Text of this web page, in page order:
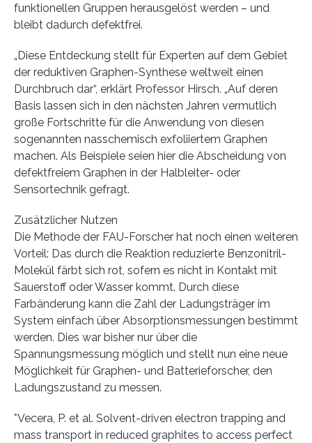
funktionellen Gruppen herausgelöst werden – und
bleibt dadurch defektfrei.
„Diese Entdeckung stellt für Experten auf dem Gebiet
der reduktiven Graphen-Synthese weltweit einen
Durchbruch dar“, erklärt Professor Hirsch. „Auf deren
Basis lassen sich in den nächsten Jahren vermutlich
große Fortschritte für die Anwendung von diesen
sogenannten nasschemisch exfoliiertem Graphen
machen. Als Beispiele seien hier die Abscheidung von
defektfreiem Graphen in der Halbleiter- oder
Sensortechnik gefragt.
Zusätzlicher Nutzen
Die Methode der FAU-Forscher hat noch einen weiteren
Vorteil: Das durch die Reaktion reduzierte Benzonitril-
Molekül färbt sich rot, sofern es nicht in Kontakt mit
Sauerstoff oder Wasser kommt. Durch diese
Farbänderung kann die Zahl der Ladungsträger im
System einfach über Absorptionsmessungen bestimmt
werden. Dies war bisher nur über die
Spannungsmessung möglich und stellt nun eine neue
Möglichkeit für Graphen- und Batterieforscher, den
Ladungszustand zu messen.
*Vecera, P. et al. Solvent-driven electron trapping and
mass transport in reduced graphites to access perfect